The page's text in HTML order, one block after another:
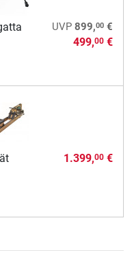
UVP 899,00€
499,00€
1.399,00€